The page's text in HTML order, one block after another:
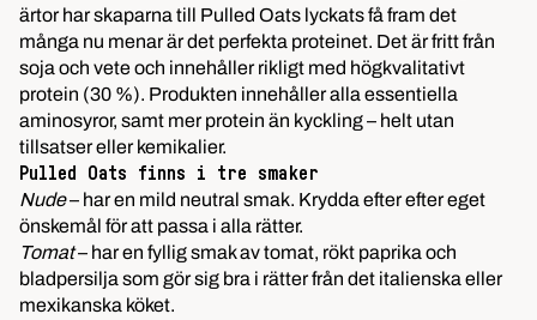
ärtor har skaparna till Pulled Oats lyckats få fram det
många nu menar är det perfekta proteinet. Det är fritt från
soja och vete och innehåller rikligt med högkvalitativt
protein (30 %). Produkten innehåller alla essentiella
aminosyror, samt mer protein än kyckling – helt utan
tillsatser eller kemikalier.
Pulled Oats finns i tre smaker
Nude– har en mild neutral smak. Krydda efter efter eget
önskemål för att passa i alla rätter.
Tomat– har en fyllig smak av tomat, rökt paprika och
bladpersilja som gör sig bra i rätter från det italienska eller
mexikanska köket.